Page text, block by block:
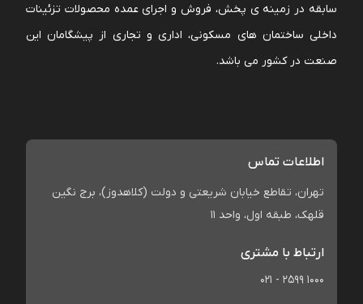
سابقه در زمینه ی پخش، فروش و اجرای عمده محصولات تزئینات
داخلی ساختمان های مسکونی، اداری و تجاری از پیشگامان این
صنعت در کشور می باشد.
اطلاعات تماس
تهران، تقاطع خیابان شریعتی و دولت (کلاهدوز)، برج نگین
قلهک، طبقه اول، واحد 11
ارتباط با مشتری
021 - 2599 1000